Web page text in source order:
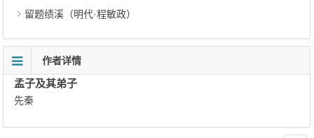
留题绩溪（明代·程敏政）
作者详情
孟子及其弟子
先秦